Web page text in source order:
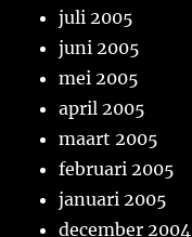
juli 2005
juni 2005
mei 2005
april 2005
maart 2005
februari 2005
januari 2005
december 2004